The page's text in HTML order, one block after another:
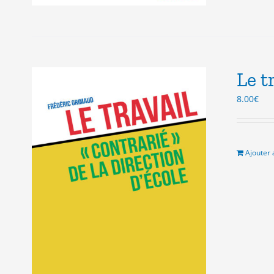
Le
8.00€
Ajouter